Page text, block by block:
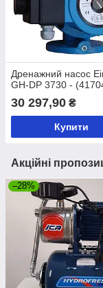
Дренажний насос
GH-DP 3730 -
30 297,90 ₴
Купити
Акційні
–28%